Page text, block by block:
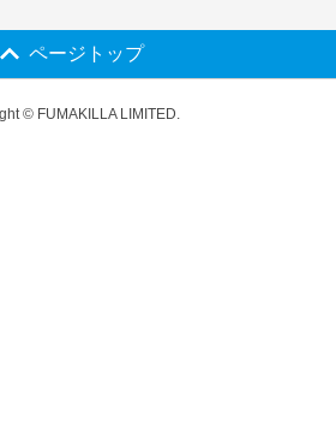
ページトップ
© FUMAKILLA LIMITED.